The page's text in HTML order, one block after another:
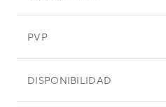
PVP
DISPONIBILIDAD